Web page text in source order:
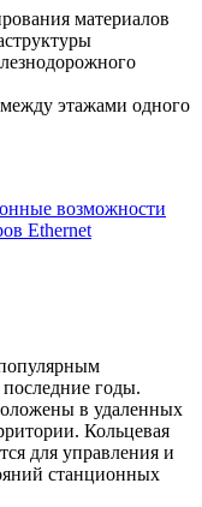
материалов
этажами одного
годы.
в удаленных
Кольцевая
для управления и
станционных